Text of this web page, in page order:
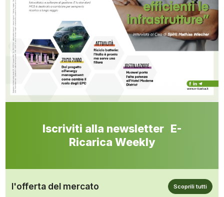
Iscriviti alla newsletter E-
Ricarica Weekly
l'offerta del mercato Scoprili tutti